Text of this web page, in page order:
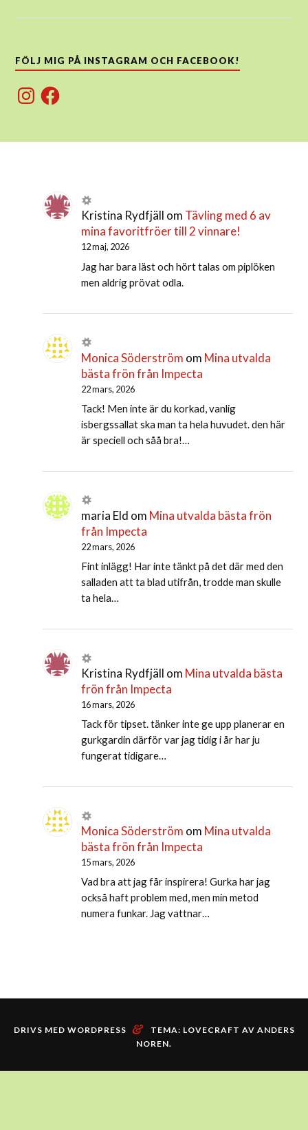
FÖLJ MIG PÅ INSTAGRAM OCH FACEBOOK!
InstagramFacebook
Kristina Rydfjäll om Tävling med 6 av
mina favoritfröer till 2 vinnare!
12 maj, 2026
Jag har bara läst och hört talas om piplöken
men aldrig prövat odla.
Monica Söderström om Mina utvalda
bästa frön från Impecta
22 mars, 2026
Tack! Men inte är du korkad, vanlig
isbergssallat ska man ta hela huvudet. den här
är speciell och såå bra!…
maria Eld om Mina utvalda bästa frön
från Impecta
22 mars, 2026
Fint inlägg! Har inte tänkt på det där med den
salladen att ta blad utifrån, trodde man skulle
ta hela…
Kristina Rydfjäll om Mina utvalda bästa
frön från Impecta
16 mars, 2026
Tack för tipset. tänker inte ge upp planerar en
gurkgardin därför var jag tidig i år har ju
fungerat tidigare…
Monica Söderström om Mina utvalda
bästa frön från Impecta
15 mars, 2026
Vad bra att jag får inspirera! Gurka har jag
också haft problem med, men min metod
numera funkar. Jag vattnar…
DRIVS MED WORDPRESS & TEMA: LOVECRAFT AV ANDERS
NOREN.